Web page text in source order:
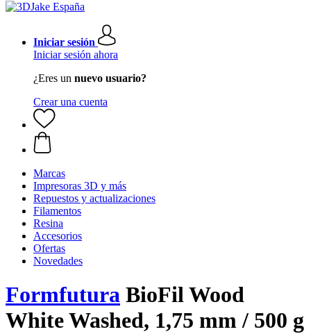
Iniciar sesión
Iniciar sesión ahora
¿Eres un nuevo usuario?
Crear una cuenta
Marcas
Impresoras 3D y más
Repuestos y actualizaciones
Filamentos
Resina
Accesorios
Ofertas
Novedades
Formfutura BioFil Wood
White Washed, 1,75 mm / 500 g